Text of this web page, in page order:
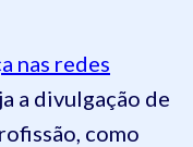
nas redes
a divulgação de
como